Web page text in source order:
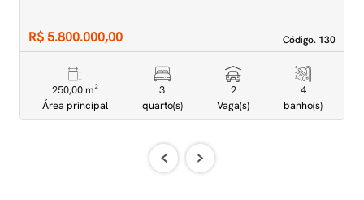
Código. 130
Código. 130
R$ 5.800.000,00
250,00 m²
Área principal
3
quarto(s)
2
Vaga(s)
4
banho(s)
‹ ›